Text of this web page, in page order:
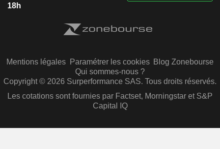
18h
Mentions légales Paramétrer les cookies Blog Zonebourse
Qui sommes-nous ?
Copyright © 2026 Surperformance SAS. Tous droits réservés.
Les cotations sont fournies par Factset, Morningstar et S&P
Capital IQ